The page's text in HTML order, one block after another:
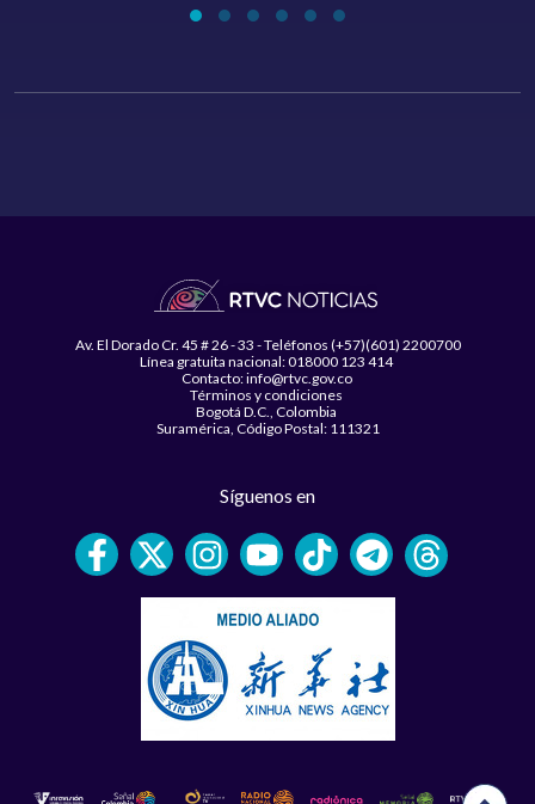
Av. El Dorado Cr. 45 # 26 - 33 - Teléfonos (+57)(601) 2200700
Línea gratuita nacional: 018000 123 414
Contacto: info@rtvc.gov.co
Términos y condiciones
Bogotá D.C., Colombia
Suramérica, Código Postal: 111321
Síguenos en